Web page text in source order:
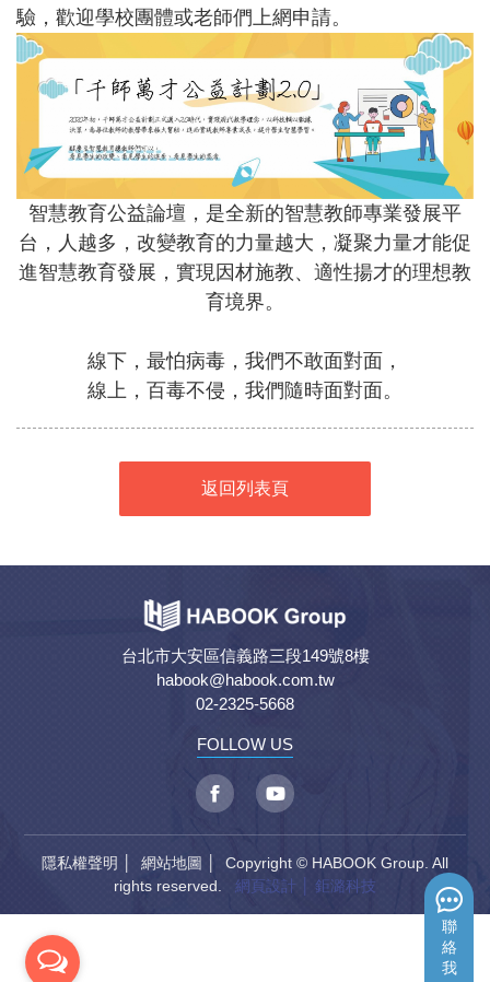
驗，歡迎學校團體或老師們上網申請。
智慧教育公益論壇，是全新的智慧教師專業發展平
台，人越多，改變教育的力量越大，凝聚力量才能促
進智慧教育發展，實現因材施教、適性揚才的理想教
育境界。
線下，最怕病毒，我們不敢面對面，
線上，百毒不侵，我們隨時面對面。
返回列表頁
聯
絡
我
台北市大安區信義路三段149號8樓
habook@habook.com.tw
02-2325-5668
FOLLOW US
隱私權聲明 網站地圖
│ Copyright © HABOOK Group. All
rights reserved. 網頁設計 │ 鉅潞科技